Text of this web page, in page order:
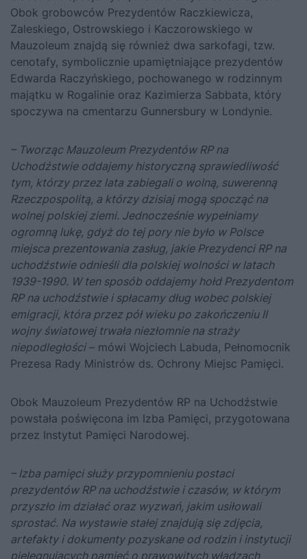
Obok grobowców Prezydentów Raczkiewicza,
Zaleskiego, Ostrowskiego i Kaczorowskiego w
Mauzoleum znajdą się również dwa sarkofagi, tzw.
cenotafy, symbolicznie upamiętniające prezydentów
Edwarda Raczyńskiego, pochowanego w rodzinnym
majątku w Rogalinie oraz Kazimierza Sabbata, który
spoczywa na cmentarzu Gunnersbury w Londynie.
– Tworząc Mauzoleum Prezydentów RP na
Uchodźstwie oddajemy historyczną sprawiedliwość
tym, którzy przez lata zabiegali o wolną, suwerenną
Rzeczpospolitą, a którzy dzisiaj mogą spocząć na
wolnej polskiej ziemi. Jednocześnie wypełniamy
ogromną lukę, gdyż do tej pory nie było w Polsce
miejsca prezentowania zasług, jakie Prezydenci RP na
uchodźstwie odnieśli dla polskiej wolności w latach
1939-1990. W ten sposób oddajemy hołd Prezydentom
RP na uchodźstwie i spłacamy dług wobec polskiej
emigracji, która przez pół wieku po zakończeniu II
wojny światowej trwała niezłomnie na straży
niepodległości– mówi Wojciech Labuda, Pełnomocnik
Prezesa Rady Ministrów ds. Ochrony Miejsc Pamięci.
Obok Mauzoleum Prezydentów RP na Uchodźstwie
powstała poświęcona im Izba Pamięci, przygotowana
przez Instytut Pamięci Narodowej.
– Izba pamięci służy przypomnieniu postaci
prezydentów RP na uchodźstwie i czasów, w którym
przyszło im działać oraz wyzwań, jakim usiłowali
sprostać. Na wystawie stałej znajdują się zdjęcia,
artefakty i dokumenty pozyskane od rodzin i instytucji
pielęgnujących pamięć o prawowitych władzach